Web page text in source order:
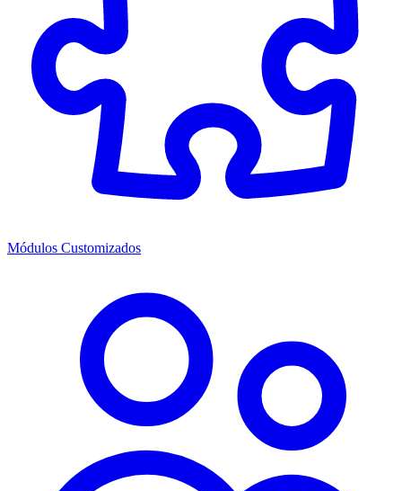
Módulos Customizados